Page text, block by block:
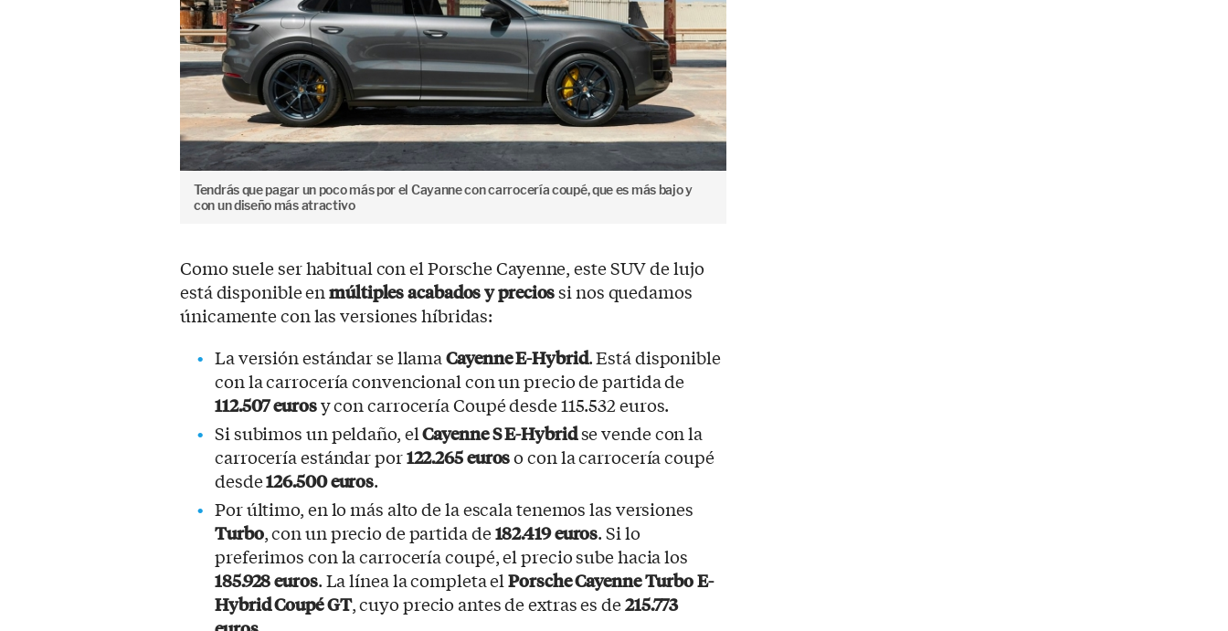
Tendrás que pagar un poco más por el Cayanne con carrocería coupé, que es más bajo y
con un diseño más atractivo
Como suele ser habitual con el Porsche Cayenne, este SUV de lujo
está disponible enmúltiples acabados y preciossi nos quedamos
únicamente con las versiones híbridas:
La versión estándar se llamaCayenne E-Hybrid. Está disponible
con la carrocería convencional con un precio de partida de
112.507 eurosy con carrocería Coupé desde 115.532 euros.
Si subimos un peldaño, elCayenne S E-Hybridse vende con la
carrocería estándar por122.265 euroso con la carrocería coupé
desde126.500 euros.
Por último, en lo más alto de la escala tenemos las versiones
Turbo, con un precio de partida de182.419 euros. Si lo
preferimos con la carrocería coupé, el precio sube hacia los
185.928 euros. La línea la completa elPorsche Cayenne Turbo E-
Hybrid Coupé GT, cuyo precio antes de extras es de215.773